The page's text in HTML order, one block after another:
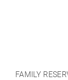
FAMILY